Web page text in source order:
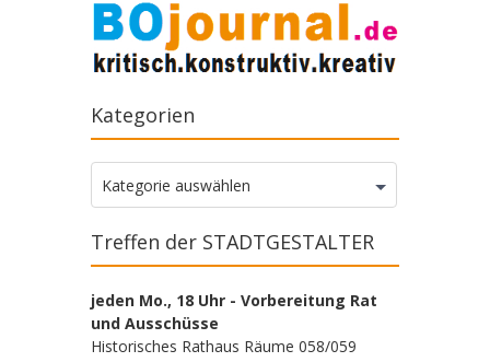
Kategorien
Kategorien
Kategorie auswählen
Treffen der STADTGESTALTER
jeden Mo., 18 Uhr - Vorbereitung Rat
und Ausschüsse
Historisches Rathaus Räume 058/059